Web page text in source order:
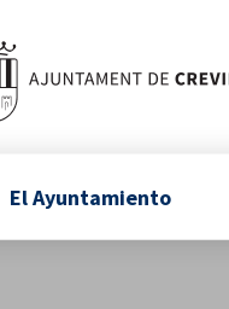
El Ayuntamiento